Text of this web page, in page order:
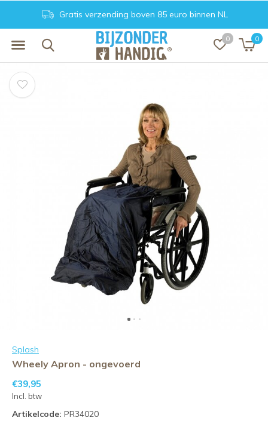
0 0
Gratis verzending boven 85 euro binnen NL
Splash
Wheely Apron - ongevoerd
€39,95
Incl. btw
Artikelcode: PR34020